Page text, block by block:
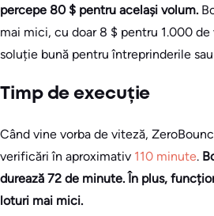
percepe 80 $ pentru același volum.
mai mici, cu doar 8 $ pentru 1.000
soluție bună pentru întreprinderile
Timp de execuție
Când vine vorba de viteză,
verificări în aproximativ 110 minute.
durează 72 de minute. În plus,
loturi mai mici.